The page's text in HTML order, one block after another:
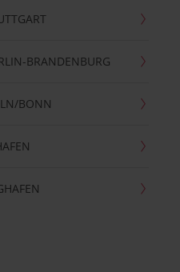
BRANDENBURG
BONN